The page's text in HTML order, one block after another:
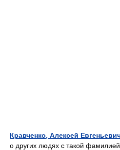
Кравченко, Алексей
о других людях с такой